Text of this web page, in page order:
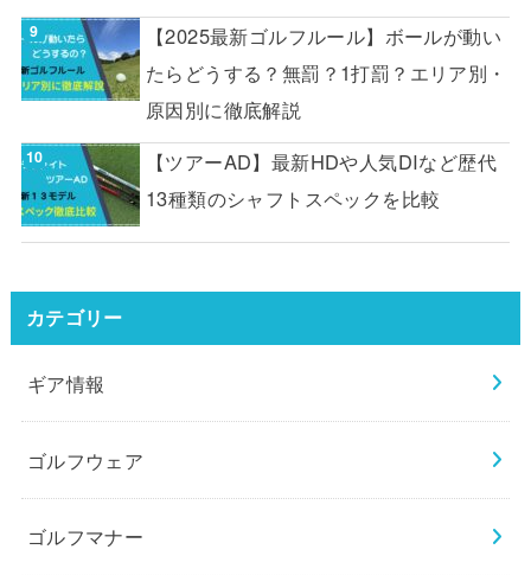
【2025最新ゴルフルール】ボールが動い
たらどうする？無罰？1打罰？エリア別・
原因別に徹底解説
【ツアーAD】最新HDや人気DIなど歴代
13種類のシャフトスペックを比較
カテゴリー
ギア情報
ゴルフウェア
ゴルフマナー